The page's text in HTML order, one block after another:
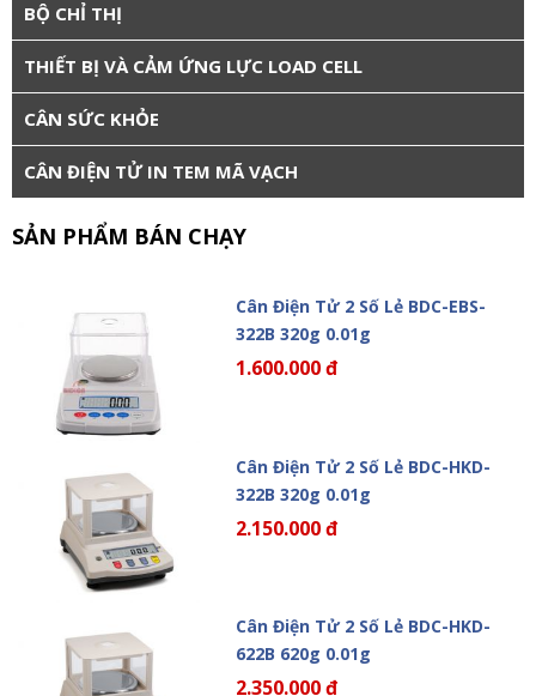
BỘ CHỈ THỊ
THIẾT BỊ VÀ CẢM ỨNG LỰC LOAD CELL
CÂN SỨC KHỎE
CÂN ĐIỆN TỬ IN TEM MÃ VẠCH
SẢN PHẨM BÁN CHẠY
Cân Điện Tử 2 Số Lẻ BDC-EBS-
322B 320g 0.01g
1.600.000 đ
Cân Điện Tử 2 Số Lẻ BDC-HKD-
322B 320g 0.01g
2.150.000 đ
Cân Điện Tử 2 Số Lẻ BDC-HKD-
622B 620g 0.01g
2.350.000 đ